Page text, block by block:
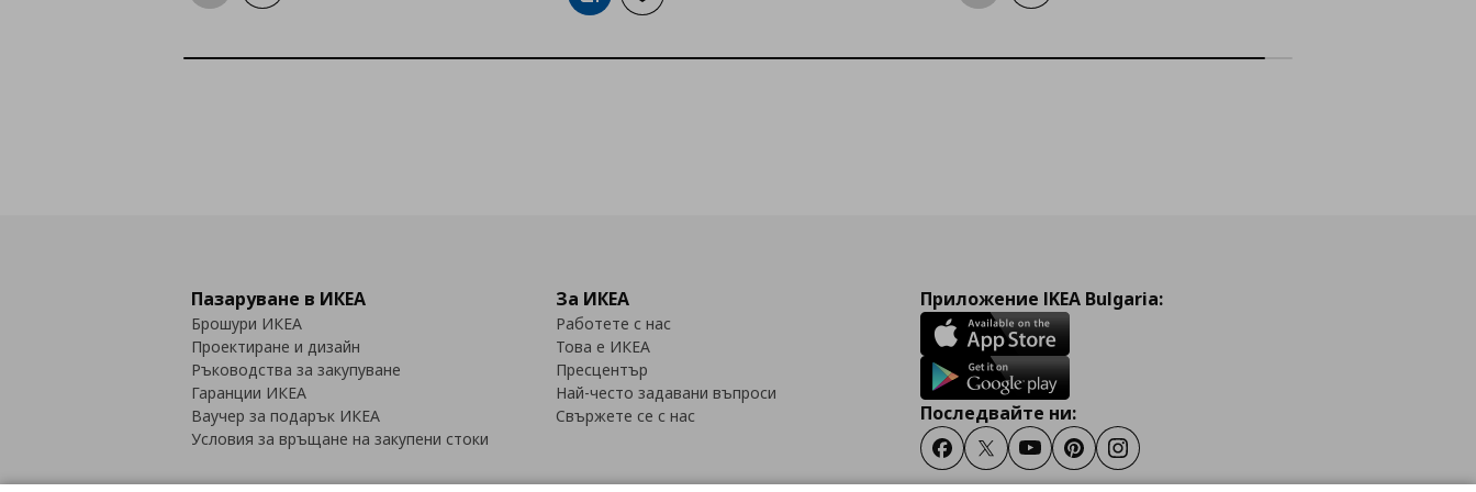
Пазаруване в ИКЕА
Брошури ИКЕА
Проектиране и дизайн
Ръководства за закупуване
Гаранции ИКЕА
Ваучер за подарък ИКЕА
Условия за връщане на закупени стоки
За ИКЕА
Работете с нас
Това е ИКЕА
Пресцентър
Най-често задавани въпроси
Свържете се с нас
Приложение IKEA Bulgaria:
Последвайте ни:
FacebookTwitterYoutubePinterestInstagram